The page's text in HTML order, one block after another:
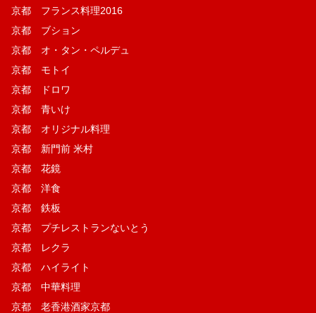
京都 フランス料理2016
京都 ブション
京都 オ・タン・ペルデュ
京都 モトイ
京都 ドロワ
京都 青いけ
京都 オリジナル料理
京都 新門前 米村
京都 花鏡
京都 洋食
京都 鉄板
京都 プチレストランないとう
京都 レクラ
京都 ハイライト
京都 中華料理
京都 老香港酒家京都